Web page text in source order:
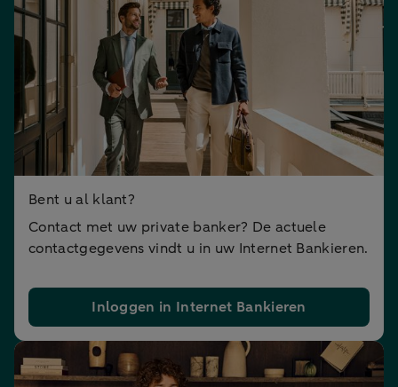
Bent u al klant?
Contact met uw private banker? De actuele
contactgegevens vindt u in uw Internet Bankieren.
Inloggen in Internet Bankieren